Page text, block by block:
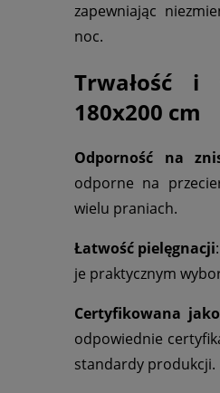
zapewniając
noc.
Trwałość i
180x200 cm
Odporność na
odporne na
wielu praniach.
Łatwość pielęgnacji
je praktycznym
Certyfikowana
odpowiednie
standardy produkcji.